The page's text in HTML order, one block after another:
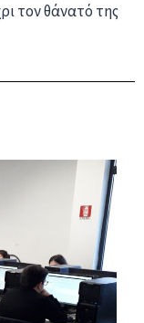
τον θάνατό της